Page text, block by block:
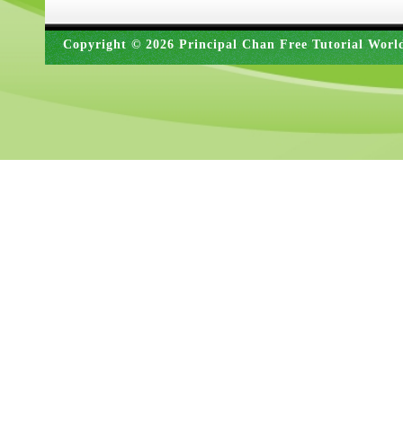
Copyright © 2026 Principal Chan Free Tutorial